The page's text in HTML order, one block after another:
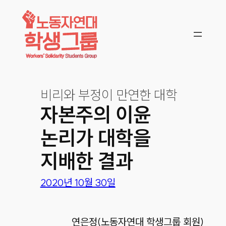
콘텐츠로
바로가기
비리와 부정이 만연한 대학
자본주의 이윤
논리가 대학을
지배한 결과
2020년 10월 30일
연은정(노동자연대 학생그룹 회원)